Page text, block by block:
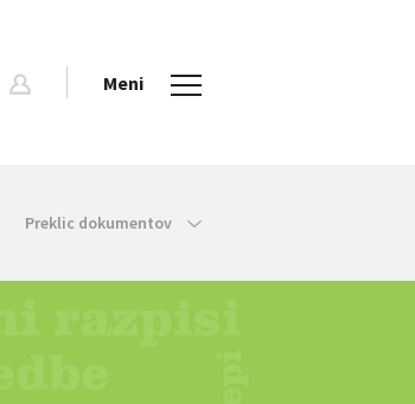
Meni
Preklic dokumentov